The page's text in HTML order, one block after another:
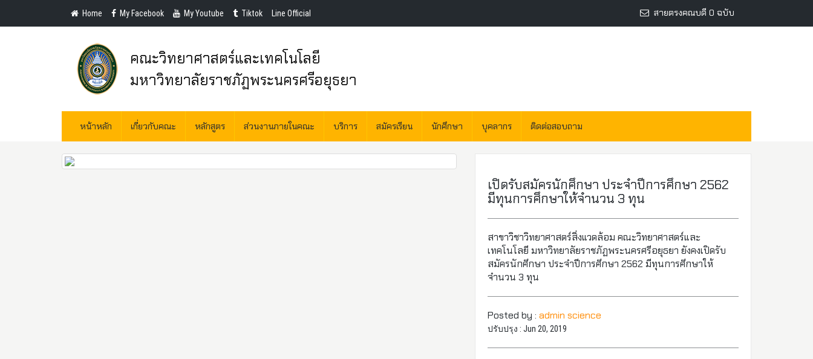
Home My Facebook My Youtube Tiktok Line Official สายตรงคณบดี 0 ฉบับ
คณะวิทยาศาสตร์และเทคโนโลยี
มหาวิทยาลัยราชภัฏพระนครศรีอยุธยา
หน้าหลัก เกี่ยวกับคณะ หลักสูตร ส่วนงานภายในคณะ บริการ สมัครเรียน นักศึกษา บุคลากร ติดต่อสอบถาม
เปิดรับสมัครนักศึกษา ประจำปีการศึกษา 2562
มีทุนการศึกษาให้จำนวน 3 ทุน
สาขาวิชาวิทยาศาสตร์สิ่งแวดล้อม คณะวิทยาศาสตร์และ
เทคโนโลยี มหาวิทยาลัยราชภัฏพระนครศรีอยุธยา ยังคงเปิดรับ
สมัครนักศึกษา ประจำปีการศึกษา 2562 มีทุนการศึกษาให้
จำนวน 3 ทุน
Posted by : admin science
ปรับปรุง : Jun 20, 2019